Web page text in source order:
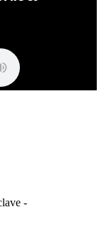
-